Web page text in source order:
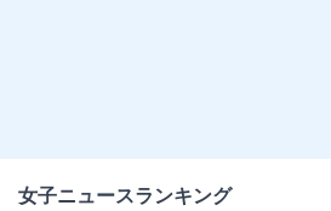
女子ニュースランキング